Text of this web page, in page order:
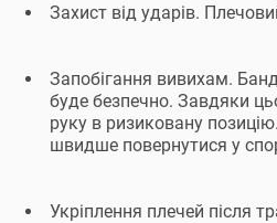
Захист від ударів.
Запобігання вивихам.
буде безпечно. Завдяки
руку в ризиковану
швидше повернутися у
Укріплення плечей після